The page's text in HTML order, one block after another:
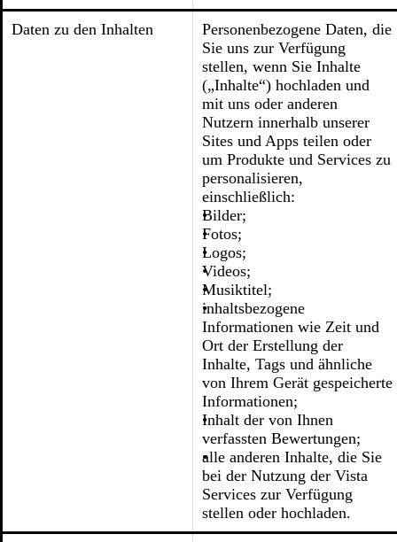
Daten zu den Inhalten
Personenbezogene Daten, die
Sie uns zur Verfügung
stellen, wenn Sie Inhalte
(„Inhalte“) hochladen und
mit uns oder anderen
Nutzern innerhalb unserer
Sites und Apps teilen oder
um Produkte und Services zu
personalisieren,
einschließlich:
Bilder;
Fotos;
Logos;
Videos;
Musiktitel;
inhaltsbezogene
Informationen wie Zeit und
Ort der Erstellung der
Inhalte, Tags und ähnliche
von Ihrem Gerät gespeicherte
Informationen;
Inhalt der von Ihnen
verfassten Bewertungen;
alle anderen Inhalte, die Sie
bei der Nutzung der Vista
Services zur Verfügung
stellen oder hochladen.